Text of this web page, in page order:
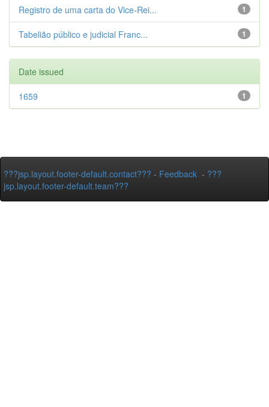
1
Registro de uma carta do Vice-Rei...
1
Tabelião público e judicial Franc...
Date issued
1
1659
???jsp.layout.footer-default.contact??? - Feedback - ???
jsp.layout.footer-default.team???